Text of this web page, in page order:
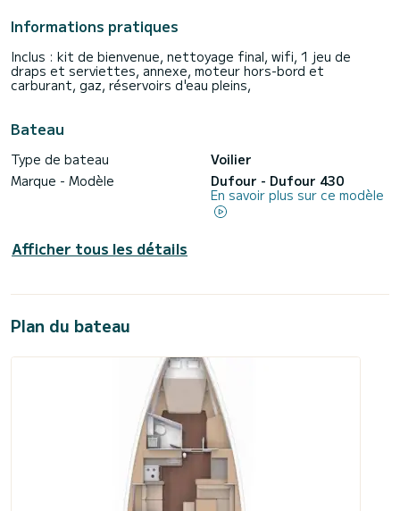
Informations pratiques
Inclus : kit de bienvenue, nettoyage final, wifi, 1 jeu de
draps et serviettes, annexe, moteur hors-bord et
carburant, gaz, réservoirs d'eau pleins,
Bateau
Type de bateau
Voilier
Marque - Modèle
Dufour - Dufour 430
En savoir plus sur ce modèle
Afficher tous les détails
Plan du bateau